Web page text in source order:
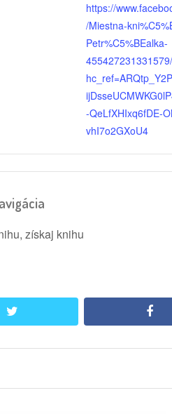
https://
/Miestna-
Petr%C5%BEalka-
-QeLfXHIxq6fDE-
vhI7o2GXoU4
získaj knihu
twitter